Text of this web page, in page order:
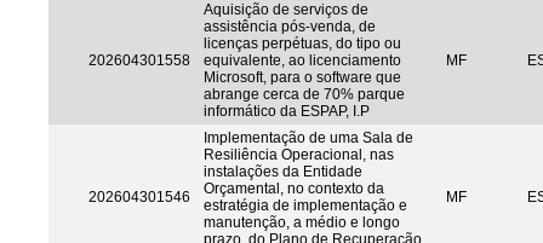
202604301558
Aquisição de serviços de
assistência pós-venda, de
licenças perpétuas, do tipo ou
equivalente, ao licenciamento
Microsoft, para o software que
abrange cerca de 70% parque
informático da ESPAP, I.P
MF
202604301546
Implementação de uma Sala de
Resiliência Operacional, nas
instalações da Entidade
Orçamental, no contexto da
estratégia de implementação e
manutenção, a médio e longo
prazo, do Plano de Recuperação
MF